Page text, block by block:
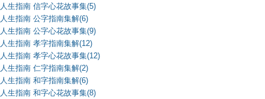
人生指南 信字心花故事集(5)
人生指南 公字指南集解(6)
人生指南 公字心花故事集(9)
人生指南 孝字指南集解(12)
人生指南 孝字心花故事集(12)
人生指南 仁字指南集解(2)
人生指南 和字指南集解(6)
人生指南 和字心花故事集(8)